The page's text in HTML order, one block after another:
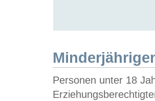
Personen unter 18